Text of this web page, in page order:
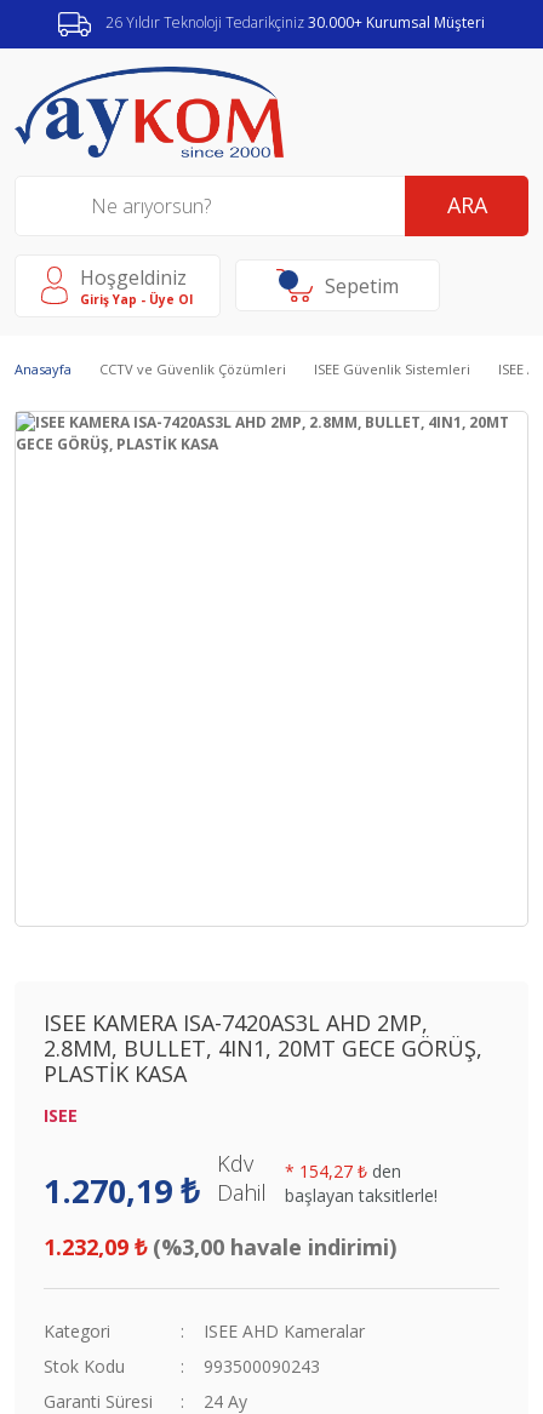
26 Yıldır Teknoloji Tedarikçiniz30.000+ Kurumsal Müşteri
ARA
Hoşgeldiniz
Giriş Yap - Üye Ol Sepetim
Anasayfa CCTV ve Güvenlik Çözümleri ISEE Güvenlik Sistemleri ISEE
ISEE KAMERA ISA-7420AS3L AHD 2MP,
2.8MM, BULLET, 4IN1, 20MT GECE GÖRÜŞ,
PLASTİK KASA
ISEE
1.270,19 ₺
Kdv
Dahil
* 154,27 ₺ den
başlayan taksitlerle!
1.232,09 ₺ (%3,00 havale indirimi)
Kategori
ISEE AHD Kameralar
Stok Kodu
993500090243
Garanti Süresi
24 Ay